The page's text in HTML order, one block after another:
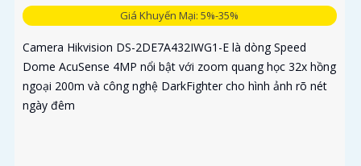
Giá Khuyến Mại: 5%-35%
Camera Hikvision DS-2DE7A432IWG1-E là dòng Speed
Dome AcuSense 4MP nổi bật với zoom quang học 32x hồng
ngoại 200m và công nghệ DarkFighter cho hình ảnh rõ nét
ngày đêm